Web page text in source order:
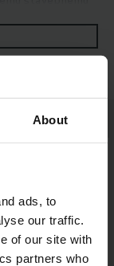
About
ads, to
our traffic.
of our site with
partners who
až po výbavu
vozíkov
typu
vďaka